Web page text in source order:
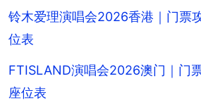
铃木爱理演唱会2026香港｜门票
位表
FTISLAND演唱会2026澳门｜门
座位表